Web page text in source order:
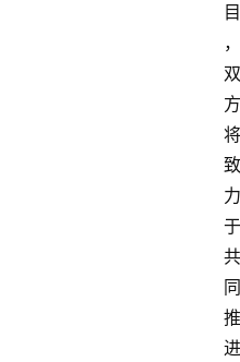
目
，
双
方
将
致
力
于
共
同
推
进